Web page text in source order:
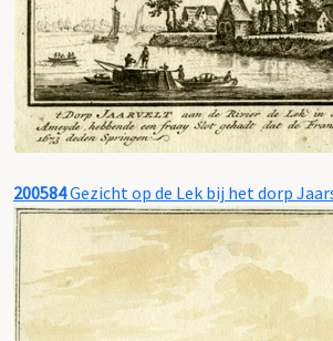
200584Gezicht op de Lek bij het dorp